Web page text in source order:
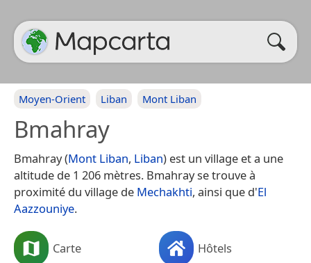
Moyen-Orient Liban Mont Liban
Bmahray
Bmahray (Mont Liban, Liban) est un village et a une
altitude de 1 206 mètres. Bmahray se trouve à
proximité du village de Mechakhti, ainsi que d'El
Aazzouniye.
Carte Hôtels